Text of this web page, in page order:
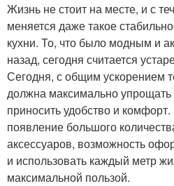
Жизнь не стоит на месте, и с
меняется даже такое
кухни. То, что было модным и
назад, сегодня считается
Сегодня, с общим ускорением
должна максимально упрощать
приносить удобство и
появление большого
аксессуаров, возможность
и использовать каждый метр
максимальной пользой.